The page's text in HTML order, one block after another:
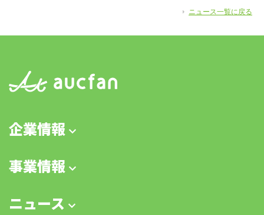
ニュース一覧に戻る
企業情報
事業情報
ニュース